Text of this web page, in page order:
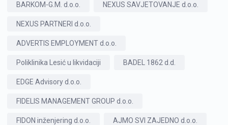
BARKOM-G.M. d.o.o. NEXUS SAVJETOVANJE d.o.o.
NEXUS PARTNERI d.o.o.
ADVERTIS EMPLOYMENT d.o.o.
Poliklinika Lesić u likvidaciji BADEL 1862 d.d.
EDGE Advisory d.o.o.
FIDELIS MANAGEMENT GROUP d.o.o.
FIDON inženjering d.o.o. AJMO SVI ZAJEDNO d.o.o.